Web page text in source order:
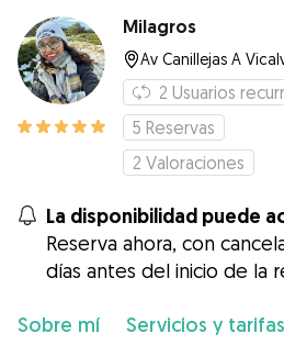
Milagros
Av Canillejas A
2 Usuarios
5 Reservas
2 Valoraciones
La disponibilidad puede
Reserva ahora, con
días antes del inicio de la
Sobre mí Servicios y tarifas